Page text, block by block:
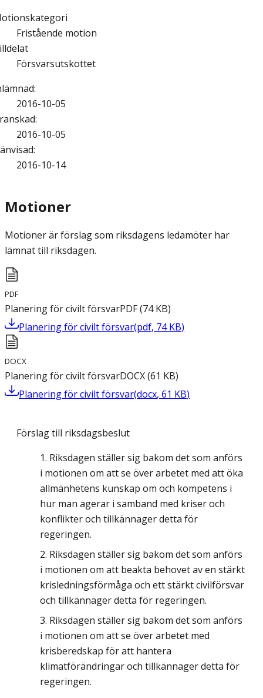
Fristående motion
Försvarsutskottet
:
2016-10-05
:
2016-10-05
:
2016-10-14
Motioner
Motioner är förslag som riksdagens ledamöter har
lämnat till riksdagen.
PDF
Planering för civilt försvarPDF(74 KB)
Planering för civilt försvar(pdf, 74 KB)
DOCX
Planering för civilt försvarDOCX(61 KB)
Planering för civilt försvar(docx, 61 KB)
Förslag till riksdagsbeslut
Riksdagen ställer sig bakom det som anförs
i motionen om att se över arbetet med att öka
allmänhetens kunskap om och kompetens i
hur man agerar i samband med kriser och
konflikter och tillkännager detta för
regeringen.
Riksdagen ställer sig bakom det som anförs
i motionen om att beakta behovet av en stärkt
krisledningsförmåga och ett stärkt civilförsvar
och tillkännager detta för regeringen.
Riksdagen ställer sig bakom det som anförs
i motionen om att se över arbetet med
krisberedskap för att hantera
klimatförändringar och tillkännager detta för
regeringen.